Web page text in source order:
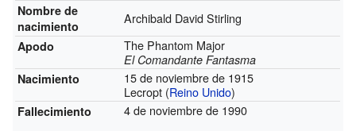
Nombre de
nacimiento
Archibald David Stirling
Apodo The Phantom Major
El Comandante Fantasma
Nacimiento
15 de noviembre de 1915
Lecropt (Reino Unido)
Fallecimiento
4 de noviembre de 1990